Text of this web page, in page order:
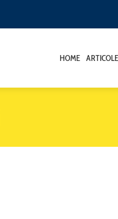
HOME ARTICOLE